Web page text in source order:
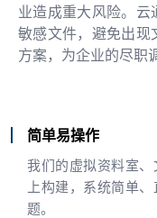
业造成重大风险。云
敏感文件，避免出现
方案，为企业的尽职
简单易操作
我们的虚拟资料室
上构建，系统简单
题。